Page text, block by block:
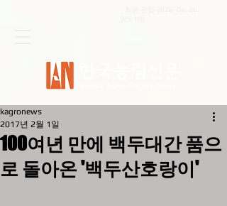
100여년 만에 백두대간 품으
로 돌아온 '백두산호랑이'
kagronews
2017년 2월 1일